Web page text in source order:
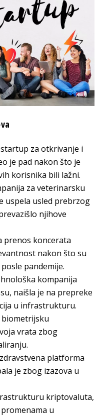
za otkrivanje i
je pad nakon što je
korisnika bili lažni.
za veterinarsku
uspela usled prebrzog
njihove
prenos koncerata
nakon što su
pandemije.
kompanija
naišla je na prepreke
u infrastrukturu.
biometrijsku
vrata zbog
platforma
je zbog izazova u
kriptovaluta,
u